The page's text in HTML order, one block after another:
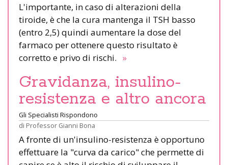
L'importante, in caso di alterazioni della
tiroide, è che la cura mantenga il TSH basso
(entro 2,5) quindi aumentare la dose del
farmaco per ottenere questo risultato è
corretto e privo di rischi. »
Gravidanza, insulino-
resistenza e altro ancora
Gli Specialisti Rispondono
di Professor Gianni Bona
A fronte di un'insulino-resistenza è opportuno
effettuare la "curva da carico" che permette di